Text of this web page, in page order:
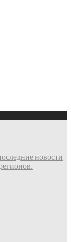
новости